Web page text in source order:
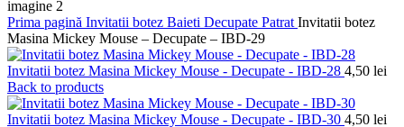
Prima pagină Invitatii botez Baieti Decupate Patrat Invitatii botez
Masina Mickey Mouse – Decupate – IBD-29
Invitatii botez Masina Mickey Mouse - Decupate - IBD-28 4,50 lei
Back to products
Invitatii botez Masina Mickey Mouse - Decupate - IBD-30 4,50 lei